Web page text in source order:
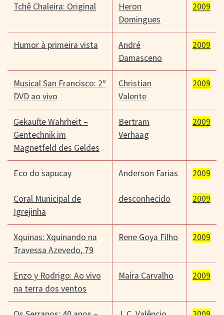
Tchê Chaleira: Original
Heron
Domingues
2009
Humor à primeira vista
André
Damasceno
2009
Musical San Francisco: 2º
DVD ao vivo
Christian
Valente
2009
Gekaufte Wahrheit –
Gentechnik im
Magnetfeld des Geldes
Bertram
Verhaag
2009
Eco do sapucay Anderson Farias 2009
Coral Municipal de
Igrejinha
desconhecido 2009
Xquinas: Xquinando na
Travessa Azevedo, 79
Rene Goya Filho 2009
Enzo y Rodrigo: Ao vivo
na terra dos ventos
Maíra Carvalho 2009